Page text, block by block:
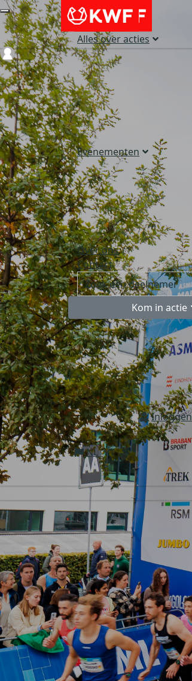
Alles over acties
Evenementen
Over ons
Contact
Kom in actie
Inloggen
NL
Login